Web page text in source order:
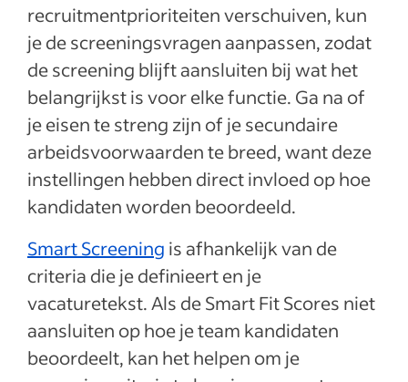
recruitmentprioriteiten verschuiven, kun
je de screeningsvragen aanpassen, zodat
de screening blijft aansluiten bij wat het
belangrijkst is voor elke functie. Ga na of
je eisen te streng zijn of je secundaire
arbeidsvoorwaarden te breed, want deze
instellingen hebben direct invloed op hoe
kandidaten worden beoordeeld.
Smart Screening is afhankelijk van de
criteria die je definieert en je
vacaturetekst. Als de Smart Fit Scores niet
aansluiten op hoe je team kandidaten
beoordeelt, kan het helpen om je